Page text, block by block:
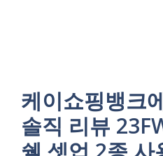
케이쇼핑뱅크
솔직 리뷰